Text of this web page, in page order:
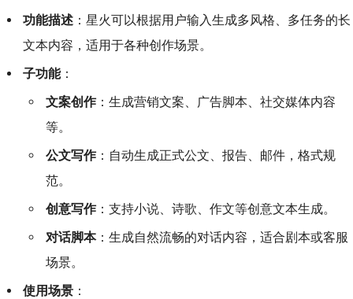
功能描述：星火可以根据用户输入生成多风格、多任务的长
文本内容，适用于各种创作场景。
子功能：
文案创作：生成营销文案、广告脚本、社交媒体内容
等。
公文写作：自动生成正式公文、报告、邮件，格式规
范。
创意写作：支持小说、诗歌、作文等创意文本生成。
对话脚本：生成自然流畅的对话内容，适合剧本或客服
场景。
使用场景：